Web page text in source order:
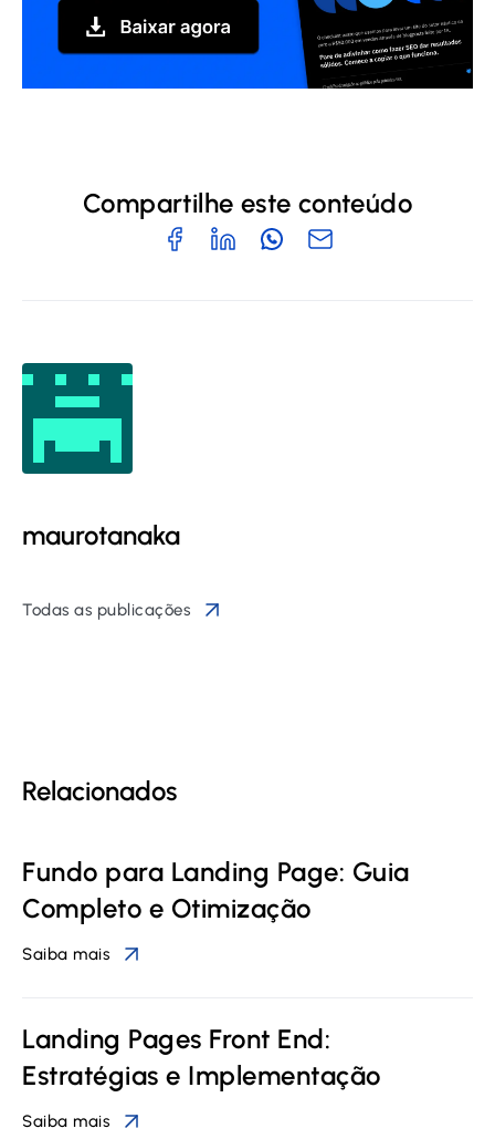
Compartilhe este conteúdo
maurotanaka
Todas as publicações
Relacionados
Fundo para Landing Page: Guia
Completo e Otimização
Saiba mais
Landing Pages Front End:
Estratégias e Implementação
Saiba mais